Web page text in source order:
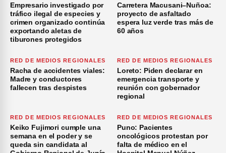
Empresario investigado por
tráfico ilegal de especies y
crimen organizado continúa
exportando aletas de
tiburones protegidos
Carretera Macusani–Nuñoa:
proyecto de asfaltado
espera luz verde tras más de
60 años
RED DE MEDIOS REGIONALES
Racha de accidentes viales:
Madre y conductores
fallecen tras despistes
RED DE MEDIOS REGIONALES
Loreto: Piden declarar en
emergencia transporte y
reunión con gobernador
regional
RED DE MEDIOS REGIONALES
Keiko Fujimori cumple una
semana en el poder y se
queda sin candidata al
RED DE MEDIOS REGIONALES
Puno: Pacientes
oncológicos protestan por
falta de médico en el